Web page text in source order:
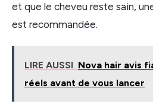
et que le cheveu reste sain,
est recommandée.
LIRE AUSSI Nova hair avis
réels avant de vous lancer